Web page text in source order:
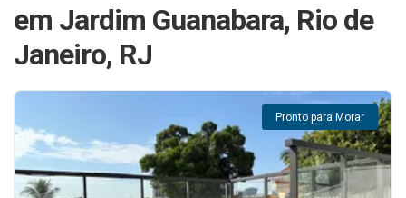
em Jardim Guanabara, Rio de
Janeiro, RJ
Pronto para Morar